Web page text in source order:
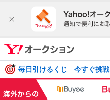
毎日引けるくじ 今すぐ挑戦